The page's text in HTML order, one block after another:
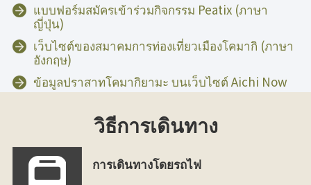
แบบฟอร์มสมัครเข้าร่วมกิจกรรม Peatix (ภาษา
ญี่ปุ่น)
เว็บไซต์ของสมาคมการท่องเที่ยวเมืองโคมากิ (ภาษา
อังกฤษ)
ข้อมูลปราสาทโคมากิยามะ บนเว็บไซต์ Aichi Now
วิธีการเดินทาง
การเดินทางโดยรถไฟ